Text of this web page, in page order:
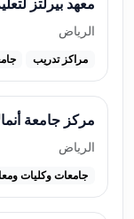
الرياض
مراكز تدريب
مركز جامعة
الرياض
جامعات وكليات